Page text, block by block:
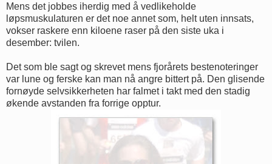
Mens det jobbes iherdig med å vedlikeholde
løpsmuskulaturen er det noe annet som, helt uten innsats,
vokser raskere enn kiloene raser på den siste uka i
desember: tvilen.
Det som ble sagt og skrevet mens fjorårets bestenoteringer
var lune og ferske kan man nå angre bittert på. Den glisende
fornøyde selvsikkerheten har falmet i takt med den stadig
økende avstanden fra forrige opptur.